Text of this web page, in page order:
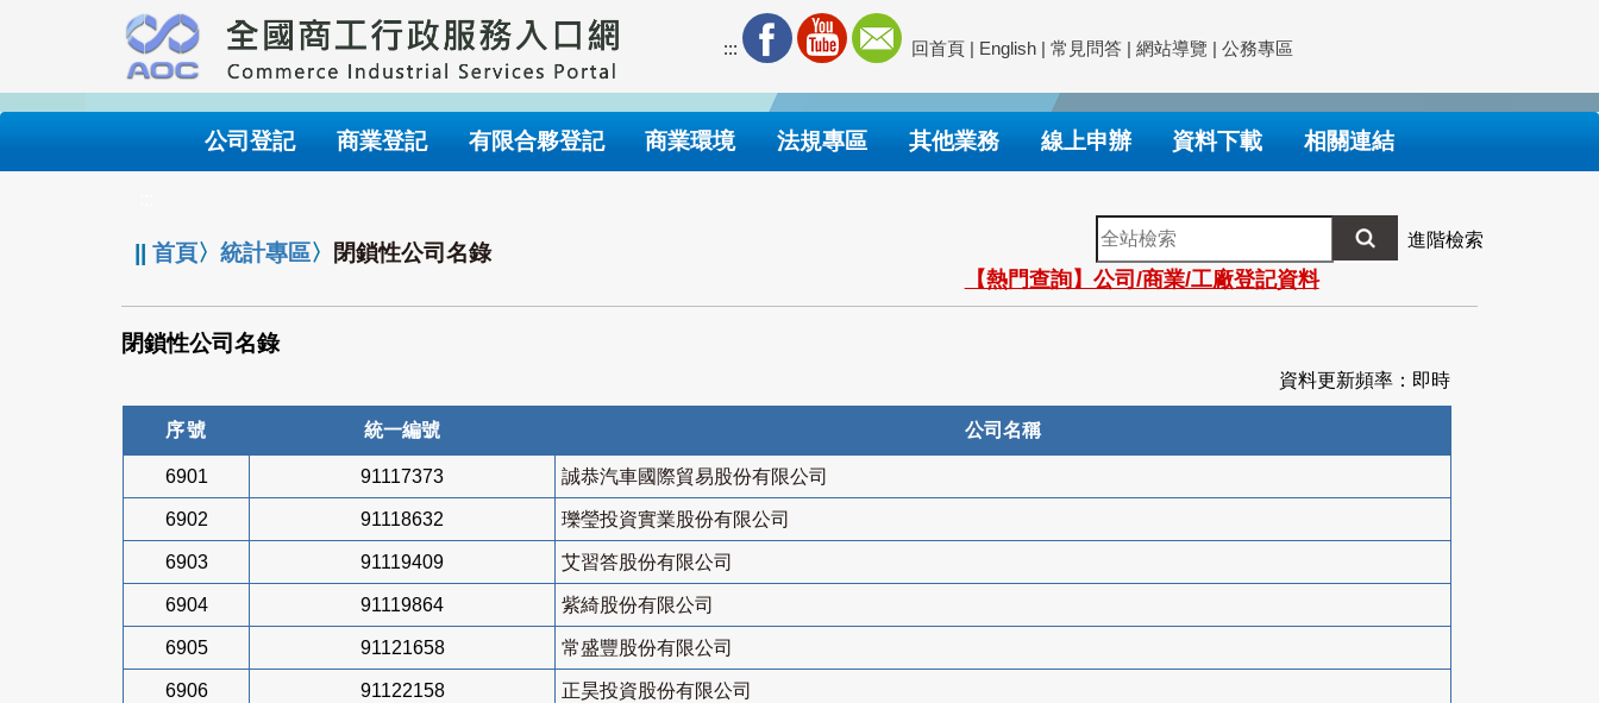
要
內
::: 回首頁 | English | 常見問答 | 網站導覽 | 公務專區
公司登記 商業登記 有限合夥登記 商業環境 法規專區 其他業務 線上申辦 資料下載 相關連結
||首頁〉統計專區〉 閉鎖性公司名錄
全
站
檢
索
進階檢索
【熱門查詢】公司/商業/工廠登記資料
閉鎖性公司名錄
資料更新頻率：即時
序號 統一編號 公司名稱
6901 91117373 誠恭汽車國際貿易股份有限公司
6902 91118632 瓅瑩投資實業股份有限公司
6903 91119409 艾習答股份有限公司
6904 91119864 紫綺股份有限公司
6905 91121658 常盛豐股份有限公司
6906 91122158 正昊投資股份有限公司